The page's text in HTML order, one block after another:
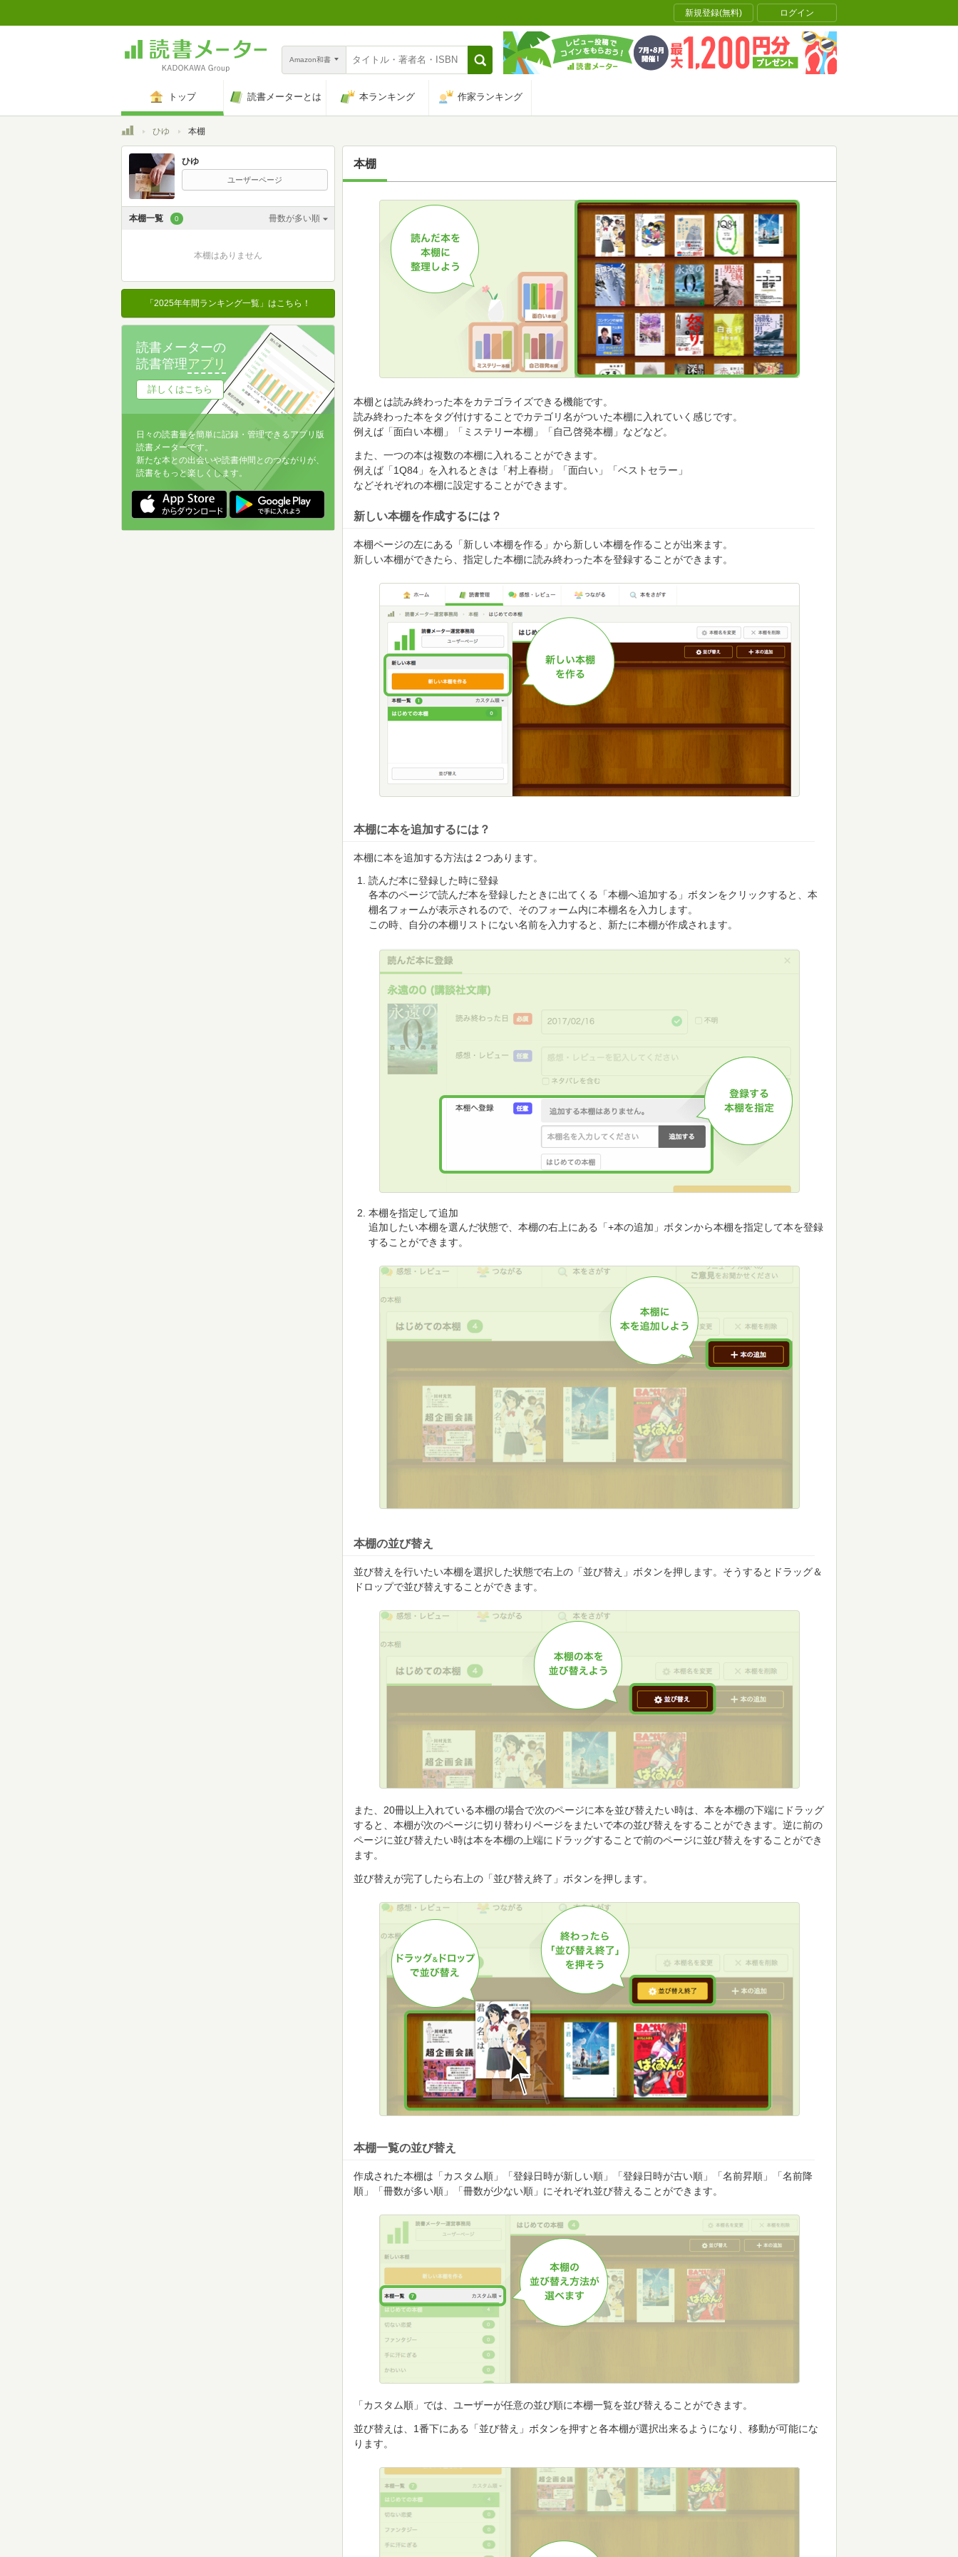
新規登録(無料) ログイン
Amazon和書
トップ 読書メーターとは 本ランキング 作家ランキング
トップひゆ 本棚
ひゆ
ユーザーページ
本棚一覧 0 冊数が多い順
登録日時が新しい順
登録日時が古い順
名前昇順
名前降順
冊数が多い順
冊数が少ない順
本棚はありません
「2025年年間ランキング一覧」はこちら！
読書メーターの
読書管理アプリ
詳しくはこちら
日々の読書量を簡単に記録・管理できるアプリ版
読書メーターです。
新たな本との出会いや読書仲間とのつながりが、
読書をもっと楽しくします。
本棚
本棚とは読み終わった本をカテゴライズできる機能です。
読み終わった本をタグ付けすることでカテゴリ名がついた本棚に入れていく感じです。
例えば「面白い本棚」「ミステリー本棚」「自己啓発本棚」などなど。
また、一つの本は複数の本棚に入れることができます。
例えば「1Q84」を入れるときは「村上春樹」「面白い」「ベストセラー」
などそれぞれの本棚に設定することができます。
新しい本棚を作成するには？
本棚ページの左にある「新しい本棚を作る」から新しい本棚を作ることが出来ます。
新しい本棚ができたら、指定した本棚に読み終わった本を登録することができます。
本棚に本を追加するには？
本棚に本を追加する方法は２つあります。
読んだ本に登録した時に登録
各本のページで読んだ本を登録したときに出てくる「本棚へ追加する」ボタンをクリックすると、本
棚名フォームが表示されるので、そのフォーム内に本棚名を入力します。
この時、自分の本棚リストにない名前を入力すると、新たに本棚が作成されます。
本棚を指定して追加
追加したい本棚を選んだ状態で、本棚の右上にある「+本の追加」ボタンから本棚を指定して本を登録
することができます。
本棚の並び替え
並び替えを行いたい本棚を選択した状態で右上の「並び替え」ボタンを押します。そうするとドラッグ＆
ドロップで並び替えすることができます。
また、20冊以上入れている本棚の場合で次のページに本を並び替えたい時は、本を本棚の下端にドラッグ
すると、本棚が次のページに切り替わりページをまたいで本の並び替えをすることができます。逆に前の
ページに並び替えたい時は本を本棚の上端にドラッグすることで前のページに並び替えをすることができ
ます。
並び替えが完了したら右上の「並び替え終了」ボタンを押します。
本棚一覧の並び替え
作成された本棚は「カスタム順」「登録日時が新しい順」「登録日時が古い順」「名前昇順」「名前降
順」「冊数が多い順」「冊数が少ない順」にそれぞれ並び替えることができます。
「カスタム順」では、ユーザーが任意の並び順に本棚一覧を並び替えることができます。
並び替えは、1番下にある「並び替え」ボタンを押すと各本棚が選択出来るようになり、移動が可能にな
ります。